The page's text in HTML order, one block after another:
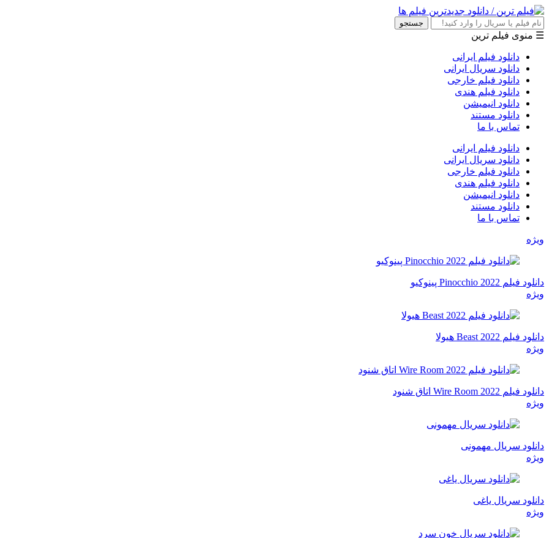
جستجو
☰ منوی فیلم ترین
دانلود فیلم ایرانی
دانلود سریال ایرانی
دانلود فیلم خارجی
دانلود فیلم هندی
دانلود انیمیشن
دانلود مستند
تماس با ما
دانلود فیلم ایرانی
دانلود سریال ایرانی
دانلود فیلم خارجی
دانلود فیلم هندی
دانلود انیمیشن
دانلود مستند
تماس با ما
ویژه
دانلود فیلم Pinocchio 2022 پینوکیو
ویژه
دانلود فیلم Beast 2022 هیولا
ویژه
دانلود فیلم Wire Room 2022 اتاق شنود
ویژه
دانلود سریال مهمونی
ویژه
دانلود سریال یاغی
ویژه